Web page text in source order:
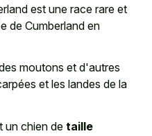
est une race rare et
de Cumberland en
moutons et d'autres
et les landes de la
un chien de taille